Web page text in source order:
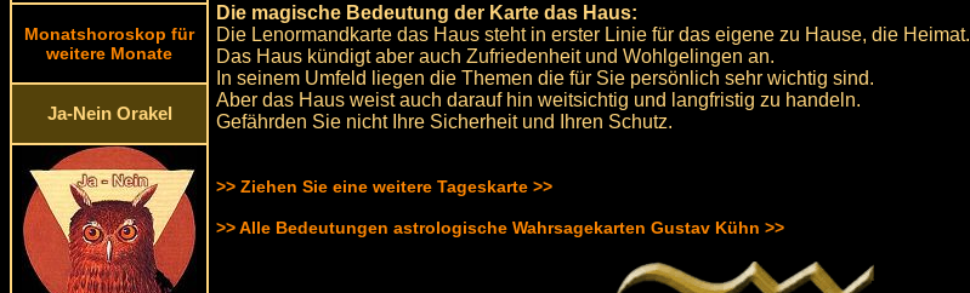
Monatshoroskop für
weitere Monate
Ja-Nein Orakel
Die magische Bedeutung der Karte das Haus:
Die Lenormandkarte das Haus steht in erster Linie für das eigene zu Hause, die Heimat.
Das Haus kündigt aber auch Zufriedenheit und Wohlgelingen an.
In seinem Umfeld liegen die Themen die für Sie persönlich sehr wichtig sind.
Aber das Haus weist auch darauf hin weitsichtig und langfristig zu handeln.
Gefährden Sie nicht Ihre Sicherheit und Ihren Schutz.
>> Ziehen Sie eine weitere Tageskarte >>
>> Alle Bedeutungen astrologische Wahrsagekarten Gustav Kühn >>